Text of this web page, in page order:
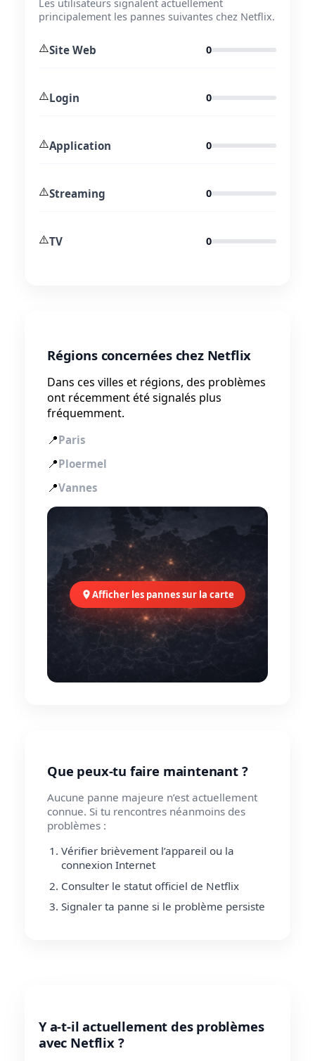
Les utilisateurs signalent actuellement
principalement les pannes suivantes chez Netflix.
⚠️Site Web 0
⚠️Login 0
⚠️Application 0
⚠️Streaming 0
⚠️TV 0
Régions concernées chez Netflix
Dans ces villes et régions, des problèmes
ont récemment été signalés plus
fréquemment.
📍Paris
📍Ploermel
📍Vannes
Afficher les pannes sur la carte
Que peux-tu faire maintenant ?
Aucune panne majeure n’est actuellement
connue. Si tu rencontres néanmoins des
problèmes :
Vérifier brièvement l’appareil ou la
connexion Internet
Consulter le statut officiel de Netflix
Signaler ta panne si le problème persiste
Y a-t-il actuellement des problèmes
avec Netflix ?